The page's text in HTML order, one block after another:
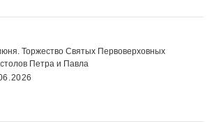
Торжество Святых Первоверховных
Петра и Павла